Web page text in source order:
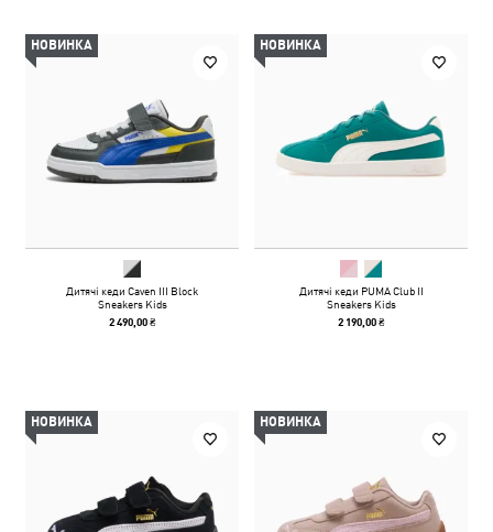
НОВИНКА
Дитячі кеди Caven III Block
Sneakers Kids
2 490,00 ₴
НОВИНКА
Дитячі кеди PUMA Club II
Sneakers Kids
2 190,00 ₴
НОВИНКА НОВИНКА